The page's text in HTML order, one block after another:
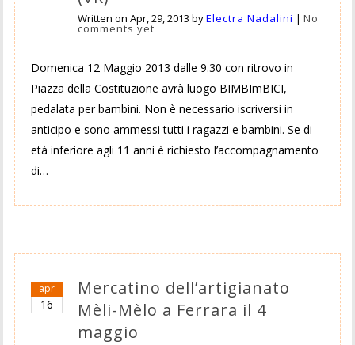
Written onApr, 29, 2013 byElectra Nadalini |No
comments yet
Domenica 12 Maggio 2013 dalle 9.30 con ritrovo in
Piazza della Costituzione avrà luogo BIMBImBICI,
pedalata per bambini. Non è necessario iscriversi in
anticipo e sono ammessi tutti i ragazzi e bambini. Se di
età inferiore agli 11 anni è richiesto l’accompagnamento
di…
apr
16
Mercatino dell’artigianato
Mèli-Mèlo a Ferrara il 4
maggio